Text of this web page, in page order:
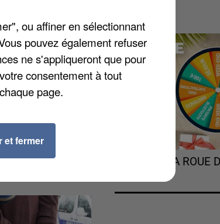
sur un
Chevalier, a
». Quatre
» et leur
sur lui des
TOURNEZ LA ROUE
ou affiner en sélectionnant
pouvez également refuser
ne s'appliqueront que pour
consentement à tout
page.
et fermer